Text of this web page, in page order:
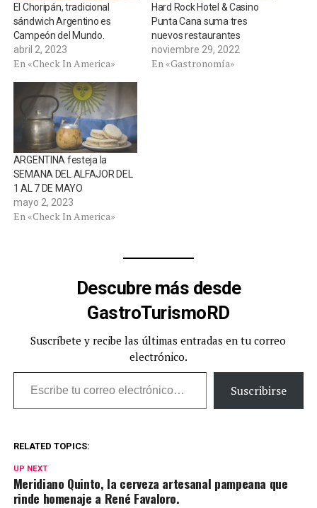
El Choripán, tradicional
sándwich Argentino es
Campeón del Mundo.
abril 2, 2023
En «Check In America»
Hard Rock Hotel & Casino
Punta Cana suma tres
nuevos restaurantes
noviembre 29, 2022
En «Gastronomía»
ARGENTINA festeja la
SEMANA DEL ALFAJOR DEL
1 AL 7 DE MAYO
mayo 2, 2023
En «Check In America»
Descubre más desde
GastroTurismoRD
Suscríbete y recibe las últimas entradas en tu correo
electrónico.
Escribe tu correo electrónico…
Suscribirse
RELATED TOPICS:
UP NEXT
Meridiano Quinto, la cerveza artesanal pampeana que
rinde homenaje a René Favaloro.